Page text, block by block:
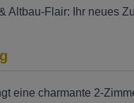
eine charmante 2-